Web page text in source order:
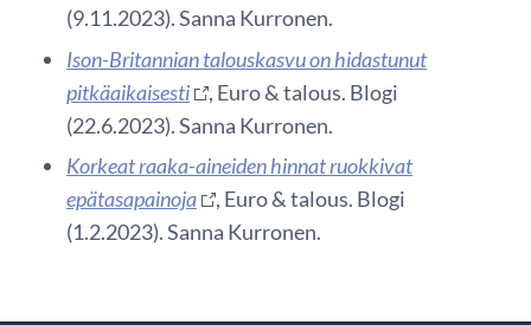
(9.11.2023). Sanna Kurronen.
Ison-Britannian talouskasvu on hidastunut
pitkäaikaisesti
, Euro & talous. Blogi
(22.6.2023). Sanna Kurronen.
Korkeat raaka-aineiden hinnat ruokkivat
epätasapainoja
, Euro & talous. Blogi
(1.2.2023). Sanna Kurronen.